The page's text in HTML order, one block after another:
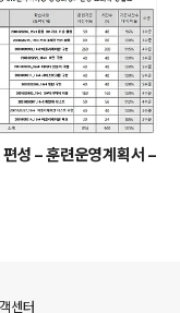
성 – 훈련운영계획서 –
센터